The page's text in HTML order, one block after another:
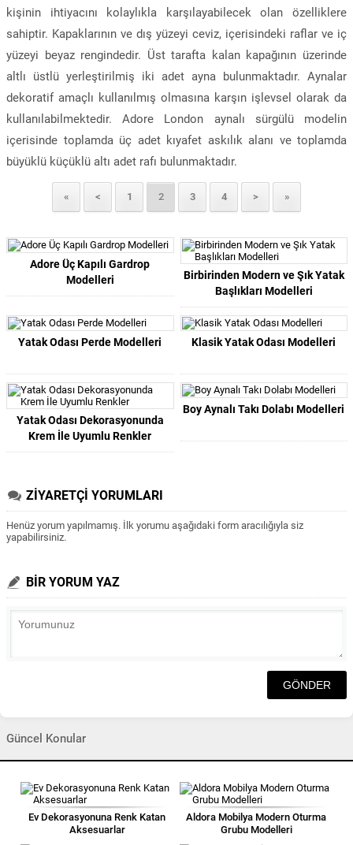
kişinin ihtiyacını kolaylıkla karşılayabilecek olan özelliklere
sahiptir. Kapaklarının ve dış yüzeyi ceviz, içerisindeki raflar ve iç
yüzeyi beyaz rengindedir. Üst tarafta kalan kapağının üzerinde
altlı üstlü yerleştirilmiş iki adet ayna bulunmaktadır. Aynalar
dekoratif amaçlı kullanılmış olmasına karşın işlevsel olarak da
kullanılabilmektedir. Adore London aynalı sürgülü modelin
içerisinde toplamda üç adet kıyafet askılık alanı ve toplamda
büyüklü küçüklü altı adet rafı bulunmaktadır.
« < 1 2 3 4 > »
Adore Üç Kapılı Gardrop
Modelleri
Birbirinden Modern ve Şık Yatak
Başlıkları Modelleri
Yatak Odası Perde Modelleri Klasik Yatak Odası Modelleri
Yatak Odası Dekorasyonunda
Krem İle Uyumlu Renkler
Boy Aynalı Takı Dolabı Modelleri
ZİYARETÇİ YORUMLARI
Henüz yorum yapılmamış. İlk yorumu aşağıdaki form aracılığıyla siz
yapabilirsiniz.
BİR YORUM YAZ
Güncel Konular
Ev Dekorasyonuna Renk Katan
Aksesuarlar
Aldora Mobilya Modern Oturma
Grubu Modelleri